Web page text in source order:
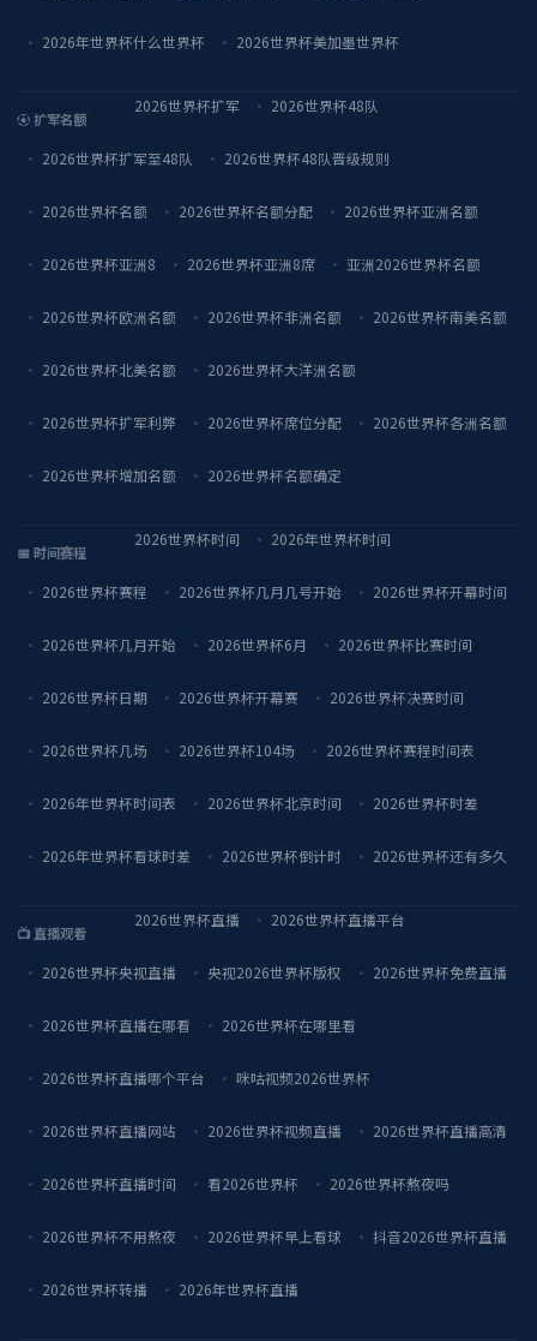
2026年世界杯什么世界杯 2026世界杯美加墨世界杯
⚽ 扩军名额
2026世界杯扩军 2026世界杯48队
2026世界杯扩军至48队 2026世界杯48队晋级规则
2026世界杯名额 2026世界杯名额分配 2026世界杯亚洲名额
2026世界杯亚洲8 2026世界杯亚洲8席 亚洲2026世界杯名额
2026世界杯欧洲名额 2026世界杯非洲名额 2026世界杯南美名额
2026世界杯北美名额 2026世界杯大洋洲名额
2026世界杯扩军利弊 2026世界杯席位分配 2026世界杯各洲名额
2026世界杯增加名额 2026世界杯名额确定
📅 时间赛程
2026世界杯时间 2026年世界杯时间
2026世界杯赛程 2026世界杯几月几号开始 2026世界杯开幕时间
2026世界杯几月开始 2026世界杯6月 2026世界杯比赛时间
2026世界杯日期 2026世界杯开幕赛 2026世界杯决赛时间
2026世界杯几场 2026世界杯104场 2026世界杯赛程时间表
2026年世界杯时间表 2026世界杯北京时间 2026世界杯时差
2026年世界杯看球时差 2026世界杯倒计时 2026世界杯还有多久
📺 直播观看
2026世界杯直播 2026世界杯直播平台
2026世界杯央视直播 央视2026世界杯版权 2026世界杯免费直播
2026世界杯直播在哪看 2026世界杯在哪里看
2026世界杯直播哪个平台 咪咕视频2026世界杯
2026世界杯直播网站 2026世界杯视频直播 2026世界杯直播高清
2026世界杯直播时间 看2026世界杯 2026世界杯熬夜吗
2026世界杯不用熬夜 2026世界杯早上看球 抖音2026世界杯直播
2026世界杯转播 2026年世界杯直播